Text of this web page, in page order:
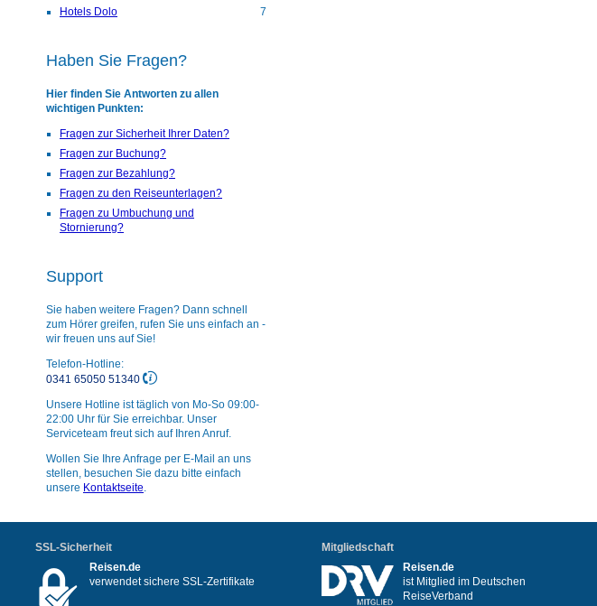
Hotels Dolo
7
Haben Sie Fragen?
Hier finden Sie Antworten zu allen
wichtigen Punkten:
Fragen zur Sicherheit Ihrer Daten?
Fragen zur Buchung?
Fragen zur Bezahlung?
Fragen zu den Reiseunterlagen?
Fragen zu Umbuchung und
Stornierung?
Support
Sie haben weitere Fragen? Dann schnell
zum Hörer greifen, rufen Sie uns einfach an -
wir freuen uns auf Sie!
Telefon-Hotline:
0341 65050 51340
Unsere Hotline ist täglich von Mo-So 09:00-
22:00 Uhr für Sie erreichbar. Unser
Serviceteam freut sich auf Ihren Anruf.
Wollen Sie Ihre Anfrage per E-Mail an uns
stellen, besuchen Sie dazu bitte einfach
unsere Kontaktseite.
SSL-Sicherheit
Reisen.de
verwendet sichere SSL-Zertifikate
Mitgliedschaft
Reisen.de
ist Mitglied im Deutschen
ReiseVerband